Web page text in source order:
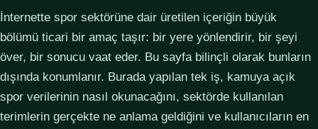
İnternette spor sektörüne dair üretilen içeriğin büyük
bölümü ticari bir amaç taşır: bir yere yönlendirir, bir şeyi
över, bir sonucu vaat eder. Bu sayfa bilinçli olarak bunların
dışında konumlanır. Burada yapılan tek iş, kamuya açık
spor verilerinin nasıl okunacağını, sektörde kullanılan
terimlerin gerçekte ne anlama geldiğini ve kullanıcıların en